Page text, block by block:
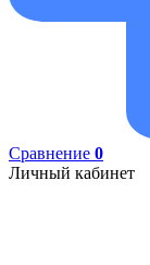
Сравнение 0
Личный кабинет